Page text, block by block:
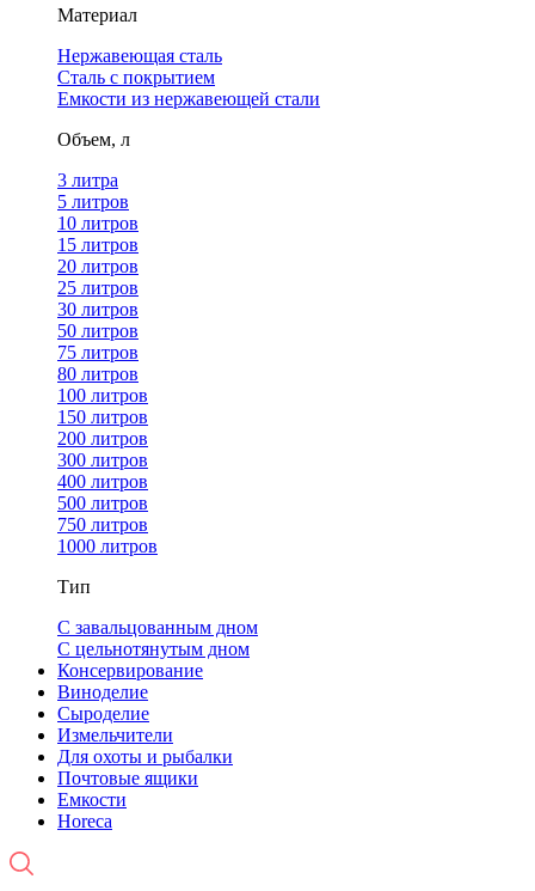
Материал
Нержавеющая сталь
Сталь с покрытием
Емкости из нержавеющей стали
Объем, л
3 литра
5 литров
10 литров
15 литров
20 литров
25 литров
30 литров
50 литров
75 литров
80 литров
100 литров
150 литров
200 литров
300 литров
400 литров
500 литров
750 литров
1000 литров
Тип
С завальцованным дном
С цельнотянутым дном
Консервирование
Виноделие
Сыроделие
Измельчители
Для охоты и рыбалки
Почтовые ящики
Емкости
Horeca